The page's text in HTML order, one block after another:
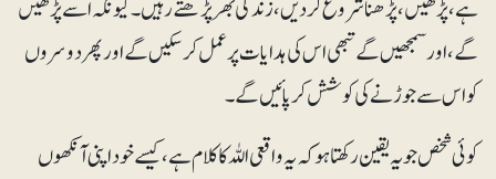
ہے، پڑھیں، پڑھنا شروع کردیں، زندگی بھر پڑھتے رہیں۔کیونکہ اسے پڑھیں
گے، اور سمجھیں گے تبھی اس کی ہدایات پر عمل کرسکیں گے اور پھر دوسروں
کو اس سے جوڑنے کی کوشش کرپائیں گے۔
کوئی شخص جو یہ یقین رکھتا ہو کہ یہ واقعی اللہ کا کلام ہے، کیسے خود اپنی آنکھوں